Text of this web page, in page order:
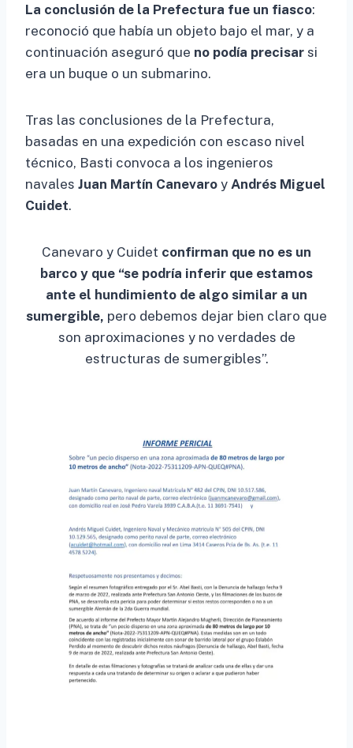
La conclusión de la Prefectura fue un fiasco:
reconoció que había un objeto bajo el mar, y a
continuación aseguró que no podía precisar si
era un buque o un submarino.
Tras las conclusiones de la Prefectura,
basadas en una expedición con escaso nivel
técnico, Basti convoca a los ingenieros
navales Juan Martín Canevaro y Andrés Miguel
Cuidet.
Canevaro y Cuidet confirman que no es un
barco y que “se podría inferir que estamos
ante el hundimiento de algo similar a un
sumergible, pero debemos dejar bien claro que
son aproximaciones y no verdades de
estructuras de sumergibles”.